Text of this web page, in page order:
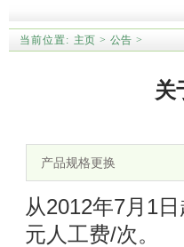
当前位置: 主页 > 公告 >
关
产品规格更换
从2012年7月1
元人工费/次。